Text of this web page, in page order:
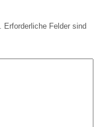
Erforderliche Felder sind